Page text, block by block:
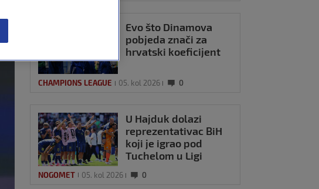
Evo što Dinamova
pobjeda znači za
hrvatski koeficijent
CHAMPIONS LEAGUE 05. kol 2026 0
U Hajduk dolazi
reprezentativac BiH
koji je igrao pod
Tuchelom u Ligi
NOGOMET 05. kol 2026 0